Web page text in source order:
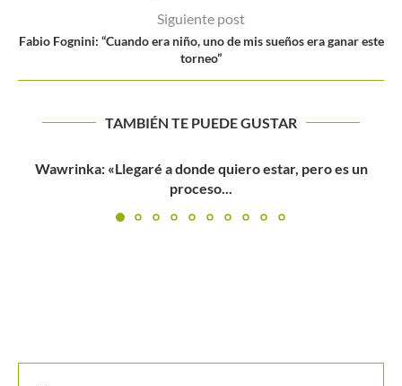
Siguiente post
Fabio Fognini: “Cuando era niño, uno de mis sueños era ganar este
torneo”
TAMBIÉN TE PUEDE GUSTAR
NO HAY QUIEN DOBLEGUE A ROGER FEDERER